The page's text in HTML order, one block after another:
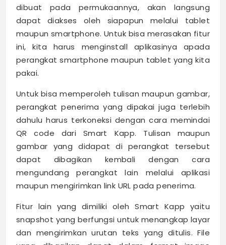
dibuat pada permukaannya, akan langsung
dapat diakses oleh siapapun melalui tablet
maupun smartphone. Untuk bisa merasakan fitur
ini, kita harus menginstall aplikasinya apada
perangkat smartphone maupun tablet yang kita
pakai.
Untuk bisa memperoleh tulisan maupun gambar,
perangkat penerima yang dipakai juga terlebih
dahulu harus terkoneksi dengan cara memindai
QR code dari Smart Kapp. Tulisan maupun
gambar yang didapat di perangkat tersebut
dapat dibagikan kembali dengan cara
mengundang perangkat lain melalui aplikasi
maupun mengirimkan link URL pada penerima.
Fitur lain yang dimiliki oleh Smart Kapp yaitu
snapshot yang berfungsi untuk menangkap layar
dan mengirimkan urutan teks yang ditulis. File